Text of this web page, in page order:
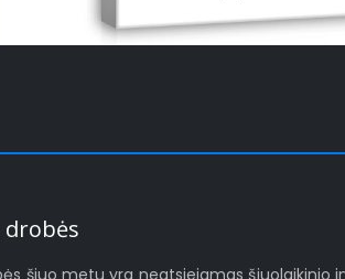
drobės